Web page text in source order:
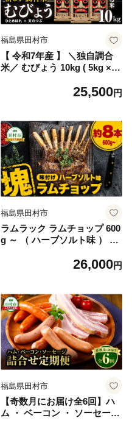
福島県田村市
【 令和7年産 】 ＼独自調合
米／ むびょう 10kg ( 5kg × 2
のつぶ 米 白米 精米 ギフト
25,500円
福島県田村市
ラムラック ラムチョップ 600
g ～ （ ハーブソルト味 ） 塊
ラム肉 焼肉 BBQ 塊 人気 ラ
川合精肉店
26,000円
福島県田村市
【奇数月にお届け全6回】ハ
ム ・ ベーコン ・ ソーセージ